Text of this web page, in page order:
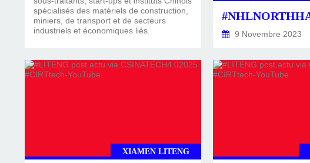
spécialisés des matériels de construction,
miniers, de transport et de secteurs
industriels et économiques liés.
9 Novembre 2023
XIAMEN LITENG